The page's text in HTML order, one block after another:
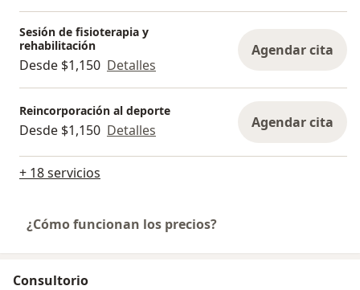
Sesión de fisioterapia y
rehabilitación
Desde $1,150 Detalles
Agendar cita
Reincorporación al deporte
Desde $1,150 Detalles Agendar cita
+ 18 servicios
¿Cómo funcionan los precios?
Consultorio